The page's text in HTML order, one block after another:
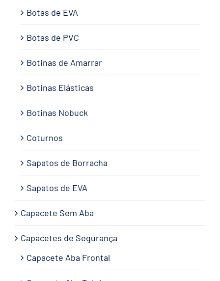
Botas de EVA
Botas de PVC
Botinas de Amarrar
Botinas Elásticas
Botinas Nobuck
Coturnos
Sapatos de Borracha
Sapatos de EVA
Capacete Sem Aba
Capacetes de Segurança
Capacete Aba Frontal